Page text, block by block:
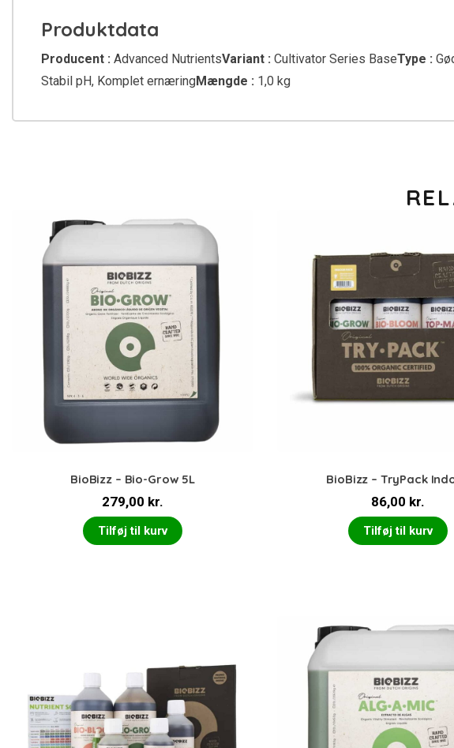
Produktdata
Producent : Advanced NutrientsVariant : Cultivator Series BaseType :
Stabil pH, Komplet ernæringMængde : 1,0 kg
BioBizz – Bio-Grow 5L
279,00 kr.
Tilføj til kurv
BioBizz – TryPack
86,00 kr.
Tilføj til kurv